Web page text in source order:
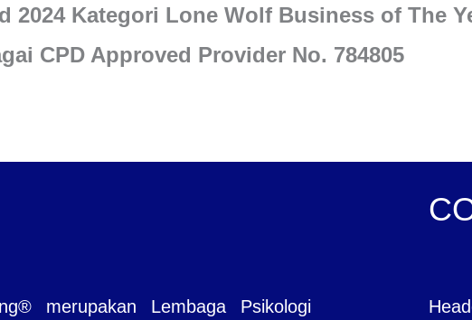
2024 Kategori Lone Wolf Business of The
CPD Approved Provider No. 784805
merupakan Lembaga Psikologi